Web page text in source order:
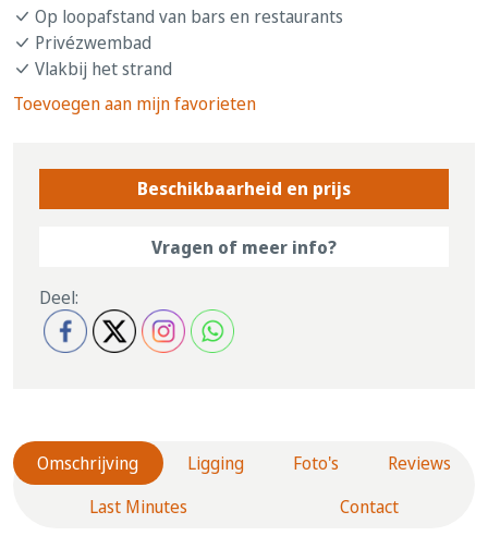
Op loopafstand van bars en restaurants
Privézwembad
Vlakbij het strand
Toevoegen aan mijn favorieten
Beschikbaarheid en prijs
Vragen of meer info?
Deel:
Omschrijving Ligging Foto's
Reviews
Last Minutes
Contact